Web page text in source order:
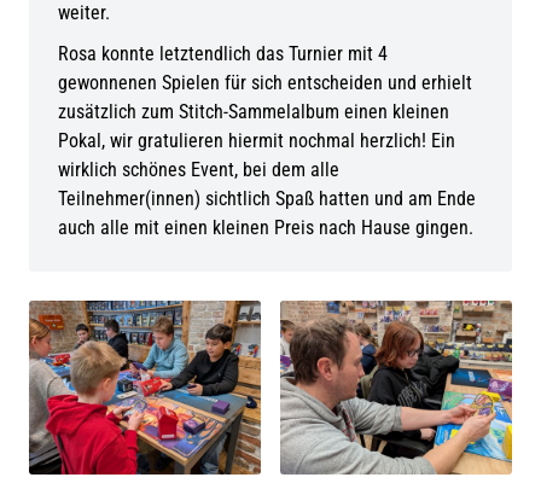
weiter.
Rosa konnte letztendlich das Turnier mit 4
gewonnenen Spielen für sich entscheiden und erhielt
zusätzlich zum Stitch-Sammelalbum einen kleinen
Pokal, wir gratulieren hiermit nochmal herzlich! Ein
wirklich schönes Event, bei dem alle
Teilnehmer(innen) sichtlich Spaß hatten und am Ende
auch alle mit einen kleinen Preis nach Hause gingen.